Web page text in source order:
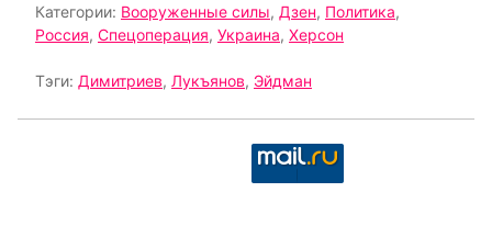
Категории: Вооруженные силы, Дзен, Политика,
Россия, Спецоперация, Украина, Херсон
Тэги: Димитриев, Лукъянов, Эйдман